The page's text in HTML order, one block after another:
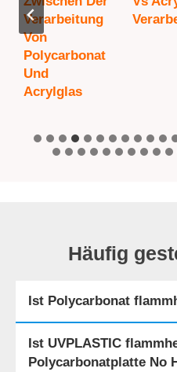
Verarbeitung
Von
Polycarbonat
Und
Acrylglas
Häufig
Ist Polycarbonat
Ist UVPLASTIC
Polycarbonatplatte No